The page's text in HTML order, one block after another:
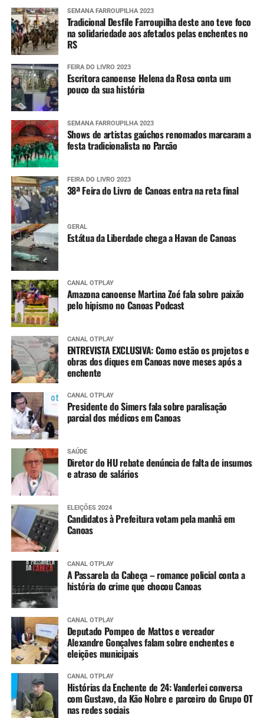
SEMANA FARROUPILHA 2023
Tradicional Desfile Farroupilha deste ano teve foco
na solidariedade aos afetados pelas enchentes no
RS
FEIRA DO LIVRO 2023
Escritora canoense Helena da Rosa conta um
pouco da sua história
SEMANA FARROUPILHA 2023
Shows de artistas gaúchos renomados marcaram a
festa tradicionalista no Parcão
FEIRA DO LIVRO 2023
38ª Feira do Livro de Canoas entra na reta final
GERAL
Estátua da Liberdade chega a Havan de Canoas
CANAL OTPLAY
Amazona canoense Martina Zoé fala sobre paixão
pelo hipismo no Canoas Podcast
CANAL OTPLAY
ENTREVISTA EXCLUSIVA: Como estão os projetos e
obras dos diques em Canoas nove meses após a
enchente
CANAL OTPLAY
Presidente do Simers fala sobre paralisação
parcial dos médicos em Canoas
SAÚDE
Diretor do HU rebate denúncia de falta de insumos
e atraso de salários
ELEIÇÕES 2024
Candidatos à Prefeitura votam pela manhã em
Canoas
CANAL OTPLAY
A Passarela da Cabeça – romance policial conta a
história do crime que chocou Canoas
CANAL OTPLAY
Deputado Pompeo de Mattos e vereador
Alexandre Gonçalves falam sobre enchentes e
eleições municipais
CANAL OTPLAY
Histórias da Enchente de 24: Vanderlei conversa
com Gustavo, da Kão Nobre e parceiro do Grupo OT
nas redes sociais